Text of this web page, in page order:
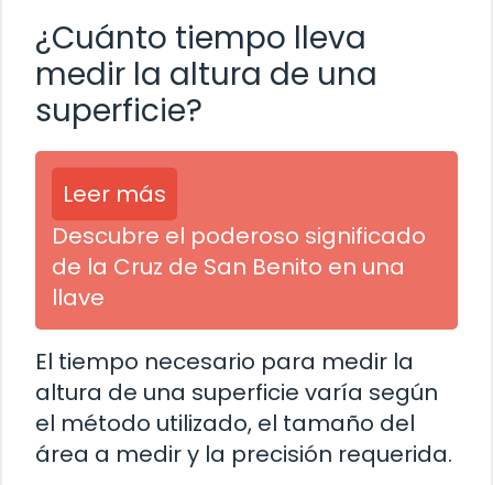
¿Cuánto tiempo lleva
medir la altura de una
superficie?
Leer más
Descubre el poderoso significado
de la Cruz de San Benito en una
llave
El tiempo necesario para medir la
altura de una superficie varía según
el método utilizado, el tamaño del
área a medir y la precisión requerida.